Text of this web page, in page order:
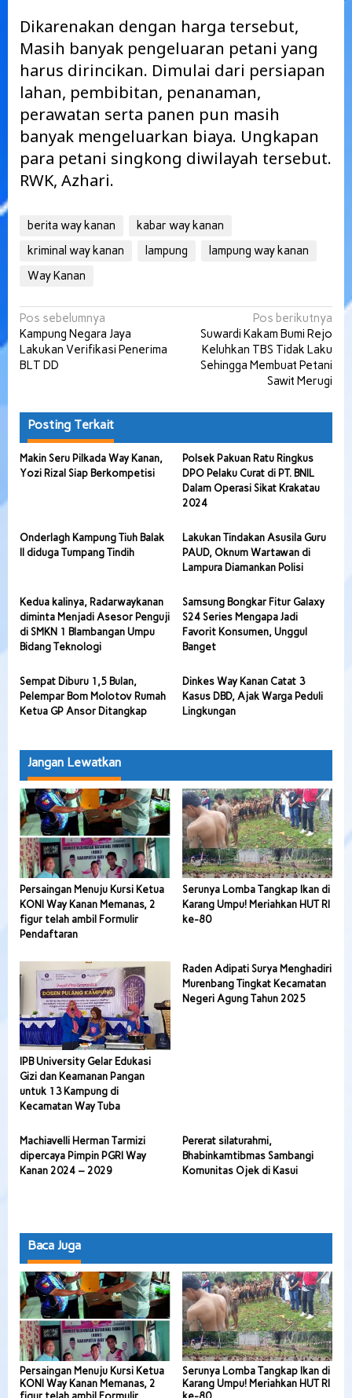
Dikarenakan dengan harga tersebut,
Masih banyak pengeluaran petani yang
harus dirincikan. Dimulai dari persiapan
lahan, pembibitan, penanaman,
perawatan serta panen pun masih
banyak mengeluarkan biaya. Ungkapan
para petani singkong diwilayah tersebut.
RWK, Azhari.
berita way kanan
kabar way kanan
kriminal way kanan
lampung
lampung way kanan
Way Kanan
Navigasi
pos
Pos sebelumnya
Kampung Negara Jaya
Lakukan Verifikasi Penerima
BLT DD
Pos berikutnya
Suwardi Kakam Bumi Rejo
Keluhkan TBS Tidak Laku
Sehingga Membuat Petani
Sawit Merugi
Posting Terkait
Makin Seru Pilkada Way Kanan,
Yozi Rizal Siap Berkompetisi
Polsek Pakuan Ratu Ringkus
DPO Pelaku Curat di PT. BNIL
Dalam Operasi Sikat Krakatau
2024
Onderlagh Kampung Tiuh Balak
II diduga Tumpang Tindih
Lakukan Tindakan Asusila Guru
PAUD, Oknum Wartawan di
Lampura Diamankan Polisi
Kedua kalinya, Radarwaykanan
diminta Menjadi Asesor Penguji
di SMKN 1 Blambangan Umpu
Bidang Teknologi
Samsung Bongkar Fitur Galaxy
S24 Series Mengapa Jadi
Favorit Konsumen, Unggul
Banget
Sempat Diburu 1,5 Bulan,
Pelempar Bom Molotov Rumah
Ketua GP Ansor Ditangkap
Dinkes Way Kanan Catat 3
Kasus DBD, Ajak Warga Peduli
Lingkungan
Jangan Lewatkan
Persaingan Menuju Kursi Ketua
KONI Way Kanan Memanas, 2
figur telah ambil Formulir
Pendaftaran
Serunya Lomba Tangkap Ikan di
Karang Umpu! Meriahkan HUT RI
ke-80
IPB University Gelar Edukasi
Gizi dan Keamanan Pangan
untuk 13 Kampung di
Kecamatan Way Tuba
Raden Adipati Surya Menghadiri
Murenbang Tingkat Kecamatan
Negeri Agung Tahun 2025
Machiavelli Herman Tarmizi
dipercaya Pimpin PGRI Way
Kanan 2024 – 2029
Pererat silaturahmi,
Bhabinkamtibmas Sambangi
Komunitas Ojek di Kasui
Baca Juga
Persaingan Menuju Kursi Ketua
KONI Way Kanan Memanas, 2
Serunya Lomba Tangkap Ikan di
Karang Umpu! Meriahkan HUT RI